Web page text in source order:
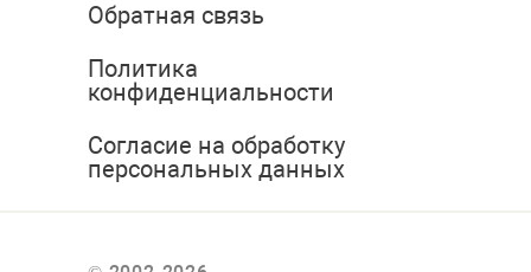
Обратная связь
Политика
конфиденциальности
Согласие на обработку
персональных данных